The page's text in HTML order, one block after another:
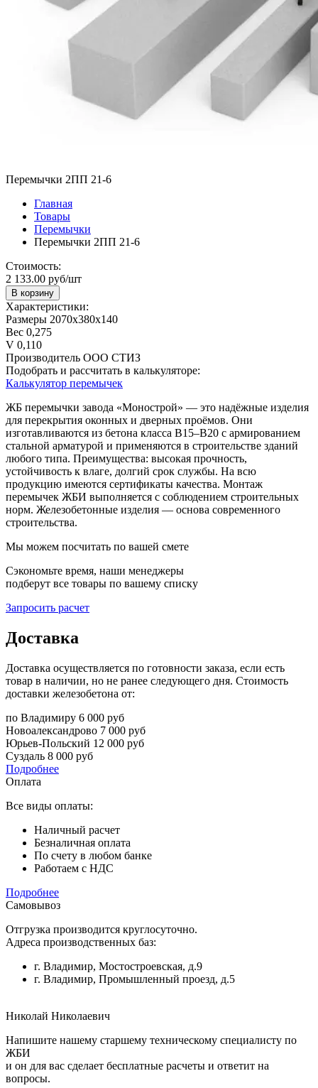
Перемычки 2ПП 21-6
Главная
Товары
Перемычки
Перемычки 2ПП 21-6
Стоимость:
2 133.00 руб/шт
В корзину
Характеристики:
Размеры 2070х380х140
Вес 0,275
V 0,110
Производитель ООО СТИЗ
Подобрать и рассчитать в калькуляторе:
Калькулятор перемычек
ЖБ перемычки завода «Монострой» — это надёжные изделия
для перекрытия оконных и дверных проёмов. Они
изготавливаются из бетона класса В15–В20 с армированием
стальной арматурой и применяются в строительстве зданий
любого типа. Преимущества: высокая прочность,
устойчивость к влаге, долгий срок службы. На всю
продукцию имеются сертификаты качества. Монтаж
перемычек ЖБИ выполняется с соблюдением строительных
норм. Железобетонные изделия — основа современного
строительства.
Мы можем посчитать по вашей смете
Сэкономьте время, наши менеджеры
подберут все товары по вашему списку
Запросить расчет
Доставка
Доставка осуществляется по готовности заказа, если есть
товар в наличии, но не ранее следующего дня. Стоимость
доставки железобетона от:
по Владимиру 6 000 руб
Новоалександрово 7 000 руб
Юрьев-Польский 12 000 руб
Суздаль 8 000 руб
Подробнее
Оплата
Все виды оплаты:
Наличный расчет
Безналичная оплата
По счету в любом банке
Работаем с НДС
Подробнее
Самовывоз
Отгрузка производится круглосуточно.
Адреса производственных баз:
г. Владимир, Мостостроевская, д.9
г. Владимир, Промышленный проезд, д.5
Николай Николаевич
Напишите нашему старшему техническому специалисту по
ЖБИ
и он для вас сделает бесплатные расчеты и ответит на
вопросы.